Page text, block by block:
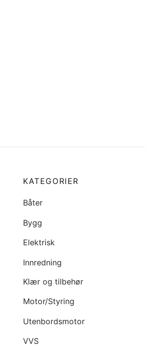
KATEGORIER
Båter
Bygg
Elektrisk
Innredning
Klær og tilbehør
Motor/Styring
Utenbordsmotor
VVS